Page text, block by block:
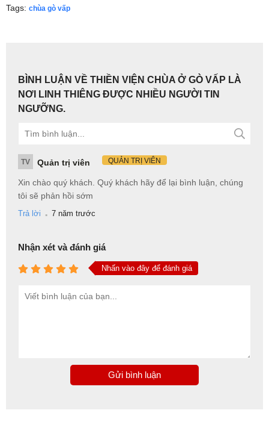
Tags: chùa gò vấp
BÌNH LUẬN VỀ THIỀN VIỆN CHÙA Ở GÒ VẤP LÀ
NƠI LINH THIÊNG ĐƯỢC NHIỀU NGƯỜI TIN
NGƯỠNG.
TV Quản trị viên QUẢN TRỊ VIÊN
Xin chào quý khách. Quý khách hãy để lại bình luận, chúng
tôi sẽ phản hồi sớm
Trả lời . 7 năm trước
Nhận xét và đánh giá
Nhấn vào đây để đánh giá
Gửi bình luận